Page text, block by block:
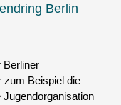
Berlin
Berliner
zum Beispiel die